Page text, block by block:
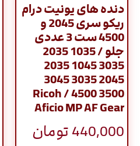
دنده های یونیت درام
ریکو سری 2045 و
4500 ست 3 عددی
جلو / 1035 2035
3035 1045 2035
2045 3035 3045
3500 4500 / Ricoh
Aficio MP AF Gear
440,000تومان